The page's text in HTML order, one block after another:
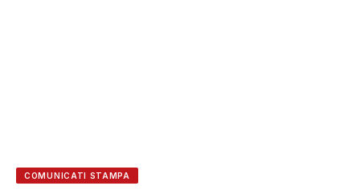
COMUNICATI STAMPA